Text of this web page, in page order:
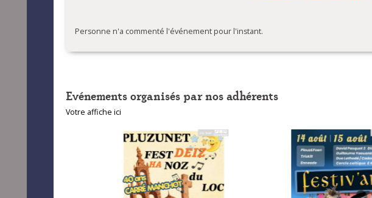
Personne n'a commenté l'événement pour l'instant.
Evénements organisés par nos adhérents
Votre affiche ici